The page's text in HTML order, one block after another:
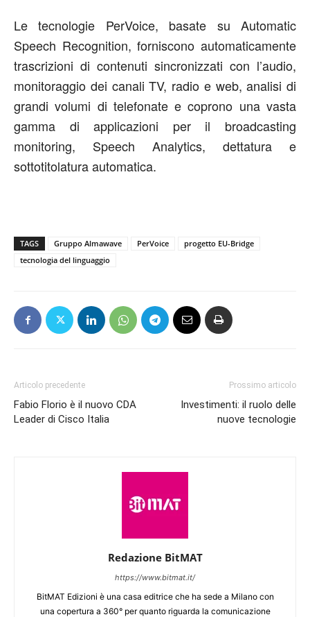
Le tecnologie PerVoice, basate su Automatic
Speech Recognition, forniscono automaticamente
trascrizioni di contenuti sincronizzati con l’audio,
monitoraggio dei canali TV, radio e web, analisi di
grandi volumi di telefonate e coprono una vasta
gamma di applicazioni per il broadcasting
monitoring, Speech Analytics, dettatura e
sottotitolatura automatica.
TAGS Gruppo Almawave PerVoice
progetto EU-Bridge
tecnologia del linguaggio
Articolo precedente
Fabio Florio è il nuovo CDA
Leader di Cisco Italia
Prossimo articolo
Investimenti: il ruolo delle
nuove tecnologie
Redazione BitMAT
https://www.bitmat.it/
BitMAT Edizioni è una casa editrice che ha sede a Milano con
una copertura a 360° per quanto riguarda la comunicazione